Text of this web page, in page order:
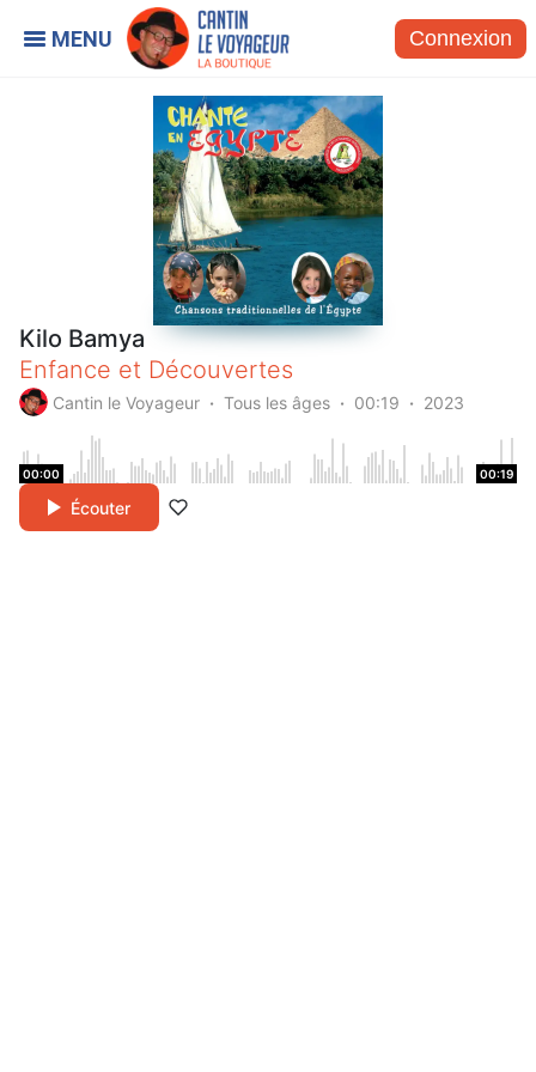
Connexion
Kilo Bamya
Enfance et Découvertes
Cantin le Voyageur Tous les âges 00:19 2023
00:00 00:19
Écouter